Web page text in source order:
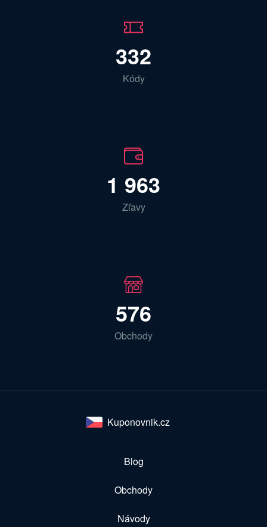
332
Kódy
1 963
Zľavy
576
Obchody
Kuponovnik.cz
Blog
Obchody
Návody